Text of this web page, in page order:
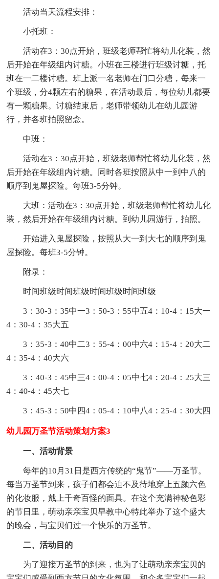
活动当天流程安排：
小托班：
活动在3：30点开始，班级老师帮忙将幼儿化装，然
后开始在年级组内讨糖。小班在三楼进行班级讨糖，托
班在一二楼讨糖。班上派一名老师在门口分糖，每来一
个班级，分4颗左右的糖果，在活动最后，每位幼儿都要
有一颗糖果。讨糖结束后，老师带领幼儿在幼儿园游
行，并各班拍照留念。
中班：
活动在3：30点开始，班级老师帮忙将幼儿化装，然
后开始在年级组内讨糖。同时各班按照从中一到中八的
顺序到鬼屋探险。每班3-5分钟。
大班：活动在3：30点开始，班级老师帮忙将幼儿化
装，然后开始在年级组内讨糖。到幼儿园游行，拍照。
开始进入鬼屋探险，按照从大一到大七的顺序到鬼
屋探险。每班3-5分钟。
附录：
时间班级时间班级时间班级时间班级
3：30-3：35中一3：50-3：55中五4：10-4：15大一
4：30-4：35大五
3：35-3：40中二3：55-4：00中六4：15-4：20大二
4：35-4：40大六
3：40-3：45中三4：00-4：05中七4：20-4：25大三
4：40-4：45大七
3：45-3：50中四4：05-4：10中八4：25-4：30大四
幼儿园万圣节活动策划方案3
一、活动背景
每年的10月31日是西方传统的“鬼节”——万圣节。
每当万圣节到来，孩子们都会迫不及待地穿上五颜六色
的化妆服，戴上千奇百怪的面具。在这个充满神秘色彩
的节日里，萌动亲亲宝贝早教中心特此举办了这个盛大
的晚会，与宝贝们过一个快乐的万圣节。
二、活动目的
为了迎接万圣节的到来，也为了让萌动亲亲宝贝的